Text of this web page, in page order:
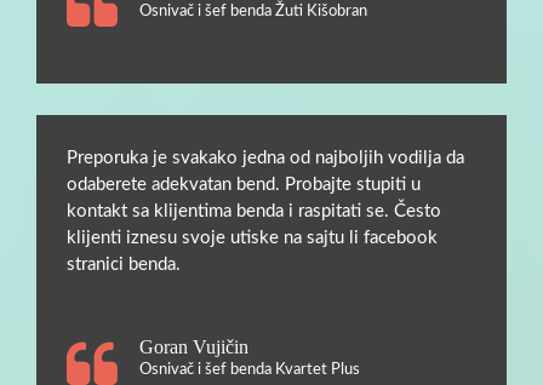
Osnivač i šef benda Žuti Kišobran
Preporuka je svakako jedna od najboljih vodilja da
odaberete adekvatan bend. Probajte stupiti u
kontakt sa klijentima benda i raspitati se. Često
klijenti iznesu svoje utiske na sajtu li facebook
stranici benda.
Goran Vujičin
Osnivač i šef benda Kvartet Plus